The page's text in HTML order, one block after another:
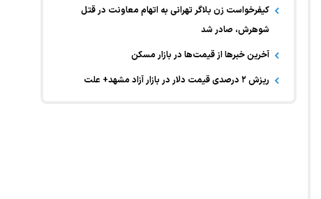
کیفرخواست زن بلاگر تهرانی به اتهام معاونت در قتل
شوهرش، صادر شد
آخرین خبر‌ها از قیمت‌ها در بازار مسکن
ریزش ۲ درصدی قیمت دلار در بازار آزاد مشهد+ علت